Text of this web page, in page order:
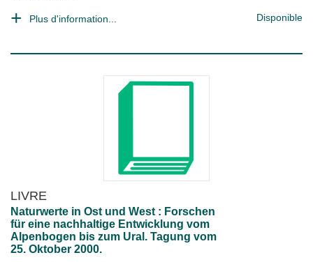
Plus d'information... Disponible
LIVRE
Naturwerte in Ost und West : Forschen
für eine nachhaltige Entwicklung vom
Alpenbogen bis zum Ural. Tagung vom
25. Oktober 2000.